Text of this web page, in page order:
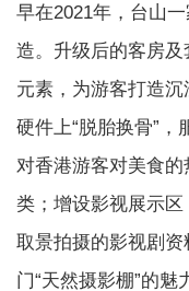
早在2021年，台山
造。升级后的客房
元素，为游客打造
硬件上“脱胎换骨”
对香港游客对美食
类；增设影视展示
取景拍摄的影视剧
门“天然摄影棚”的魅